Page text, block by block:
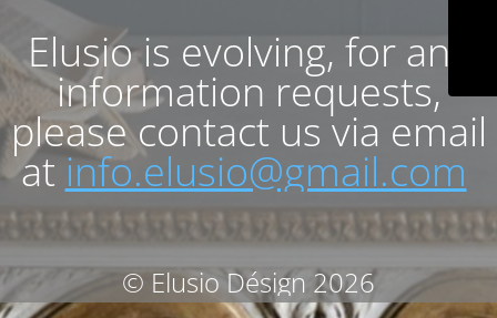
Elusio is evolving, for any
information requests,
please contact us via email
at info.elusio@gmail.com
© Elusio Désign 2026